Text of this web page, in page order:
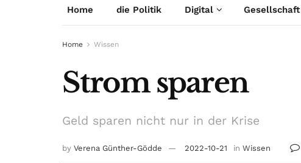
Home die Politik Digital Gesellschaft
Home Wissen
Strom sparen
Geld sparen nicht nur in der Krise
by Verena Günther-Gödde 2022-10-21 in Wissen